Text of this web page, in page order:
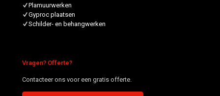
Plamuurwerken
Gyproc plaatsen
Schilder- en behangwerken
Vragen? Offerte?
Contacteer ons voor een gratis offerte.